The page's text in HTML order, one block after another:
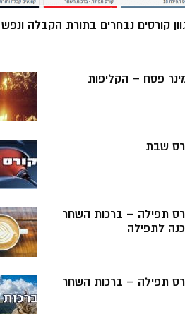
קורסים נבחרים בתורת הקבלה
פסח – הקליפות
שבת
תפילה – ברכות השחר
לתפילה
תפילה – ברכות השחר